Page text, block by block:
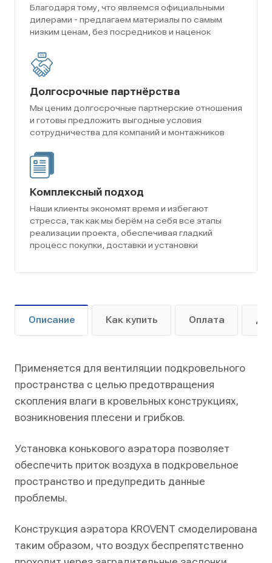
Благодаря тому, что являемся официальными
дилерами - предлагаем материалы по самым
низким ценам, без посредников и наценок
Долгосрочные партнёрства
Мы ценим долгосрочные партнерские отношения
и готовы предложить выгодные условия
сотрудничества для компаний и монтажников
Комплексный подход
Наши клиенты экономят время и избегают
стресса, так как мы берём на себя все этапы
реализации проекта, обеспечивая гладкий
процесс покупки, доставки и установки
Описание Как купить Оплата
Применяется для вентиляции подкровельного
пространства с целью предотвращения
скопления влаги в кровельных конструкциях,
возникновения плесени и грибков.
Установка конькового аэратора позволяет
обеспечить приток воздуха в подкровельное
пространство и предупредить данные
проблемы.
Конструкция аэратора KROVENT смоделирована
таким образом, что воздух беспрепятственно